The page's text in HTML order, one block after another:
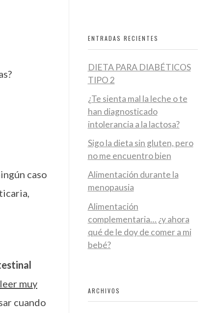
caso
leer muy
cuando
ENTRADAS RECIENTES
DIETA PARA DIABÉTICOS
TIPO 2
¿Te sienta mal la leche o te
han diagnosticado
intolerancia a la lactosa?
Sigo la dieta sin gluten, pero
no me encuentro bien
Alimentación durante la
menopausia
Alimentación
complementaria… ¿y ahora
qué de le doy de comer a mi
bebé?
ARCHIVOS